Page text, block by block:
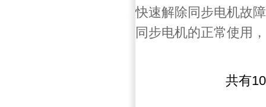
快速解除同步电机故
同步电机的正常使用
共有